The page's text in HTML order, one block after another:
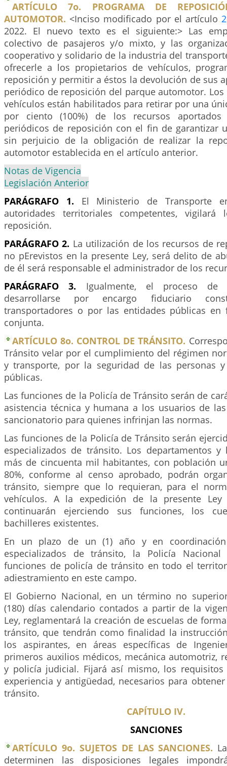
ARTÍCULO 7o. PROGRAMA DE
AUTOMOTOR. <Inciso modificado por el artículo2
2022. El nuevo texto es el siguiente:> Las
colectivo de pasajeros y/o mixto, y las
cooperativo y solidario de la industria del
ofrecerle a los propietarios de vehículos,
reposición y permitir a éstos la devolución de sus
periódico de reposición del parque automotor.
vehículos están habilitados para retirar por una
por ciento (100%) de los recursos
periódicos de reposición con el fin de garantizar
sin perjuicio de la obligación de realizar la
automotor establecida en el artículo anterior.
Notas de Vigencia
Legislación Anterior
PARÁGRAFO 1. El Ministerio de Transporte
autoridades territoriales competentes, vigilará
reposición.
PARÁGRAFO 2. La utilización de los recursos de
no pErevistos en la presente Ley, será delito de
de él será responsable el administrador de los
PARÁGRAFO 3. Igualmente, el proceso de
desarrollarse por encargo fiduciario
transportadores o por las entidades públicas
conjunta.
ARTÍCULO 8o. CONTROL DE TRÁNSITO.
Tránsito velar por el cumplimiento del régimen
y transporte, por la seguridad de las personas
públicas.
Las funciones de la Policía de Tránsito serán de
asistencia técnica y humana a los usuarios de
sancionatorio para quienes infrinjan las normas.
Las funciones de la Policía de Tránsito serán
especializados de tránsito. Los departamentos
más de cincuenta mil habitantes, con población
80%, conforme al censo aprobado, podrán
tránsito, siempre que lo requieran, para el
vehículos. A la expedición de la presente
continuarán ejerciendo sus funciones, los
bachilleres existentes.
En un plazo de un (1) año y en
especializados de tránsito, la Policía Nacional
funciones de policía de tránsito en todo el
adiestramiento en este campo.
El Gobierno Nacional, en un término no
(180) días calendario contados a partir de la
Ley, reglamentará la creación de escuelas de
tránsito, que tendrán como finalidad la
los aspirantes, en áreas específicas de
primeros auxilios médicos, mecánica automotriz,
y policía judicial. Fijará así mismo, los requisitos
experiencia y antigüedad, necesarios para
tránsito.
CAPÍTULO IV.
SANCIONES
ARTÍCULO 9o. SUJETOS DE LAS SANCIONES.
determinen las disposiciones legales